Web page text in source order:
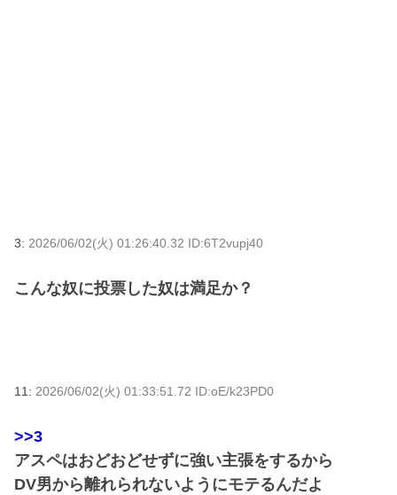
3: 2026/06/02(火) 01:26:40.32 ID:6T2vupj40
こんな奴に投票した奴は満足か？
11: 2026/06/02(火) 01:33:51.72 ID:oE/k23PD0
>>3
アスペはおどおどせずに強い主張をするから
DV男から離れられないようにモテるんだよ